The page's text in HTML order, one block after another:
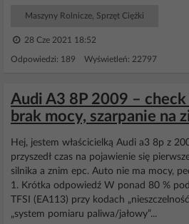
Maszyny Rolnicze, Sprzęt Ciężki
28 Cze 2021 18:52
Odpowiedzi: 189 Wyświetleń: 22797
Audi A3 8P 2009 – check
brak mocy, szarpanie na
Hej, jestem właścicielką Audi a3 8p z
przyszedł czas na pojawienie się
silnika a znim epc. Auto nie ma mocy,
1. Krótka odpowiedź W ponad 80 %
TFSI (EA113) przy kodach
„system pomiaru paliwa/jałowy”...